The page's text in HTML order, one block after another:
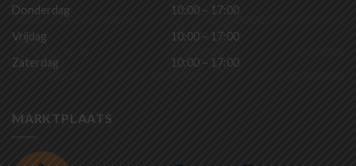
Donderdag
10:00 – 17:00
Vrijdag
10:00 – 17:00
Zaterdag
10:00 – 17:00
MARKTPLAATS